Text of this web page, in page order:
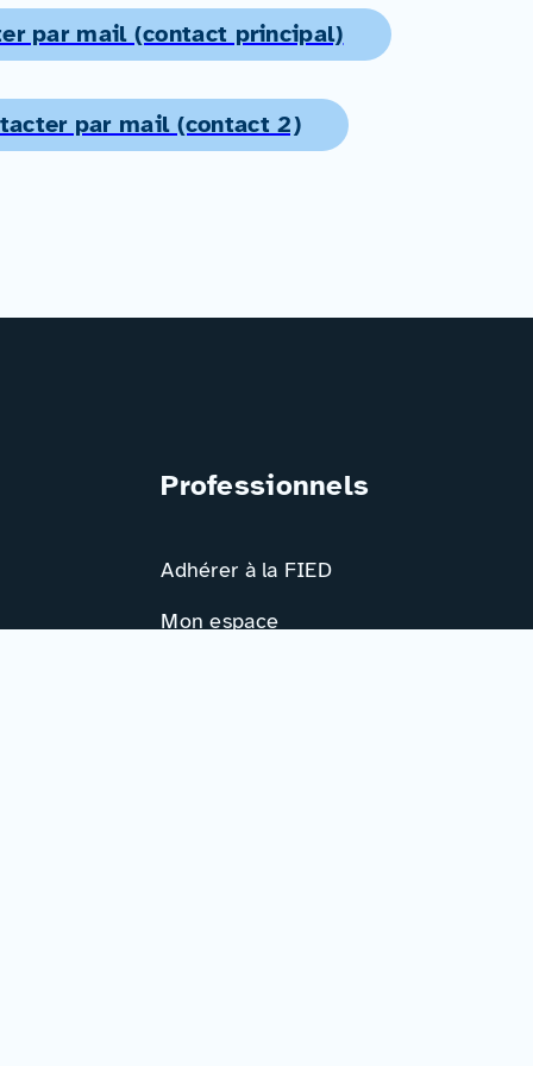
par mail (contact principal)
par mail (contact 2)
Professionnels
Adhérer à la FIED
Mon espace